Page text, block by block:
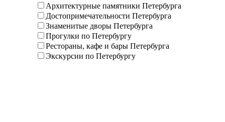
Архитектурные памятники Петербурга
Достопримечательности Петербурга
Знаменитые дворы Петербурга
Прогулки по Петербургу
Рестораны, кафе и бары Петербурга
Экскурсии по Петербургу